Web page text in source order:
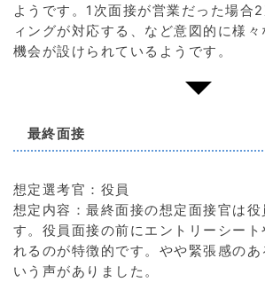
ようです。1次面接が営業だった場合
ィングが対応する、など意図的に様
機会が設けられているようです。
最終面接
想定選考官：役員
想定内容：最終面接の想定面接官は役
す。役員面接の前にエントリーシート
れるのが特徴的です。やや緊張感のあ
いう声がありました。